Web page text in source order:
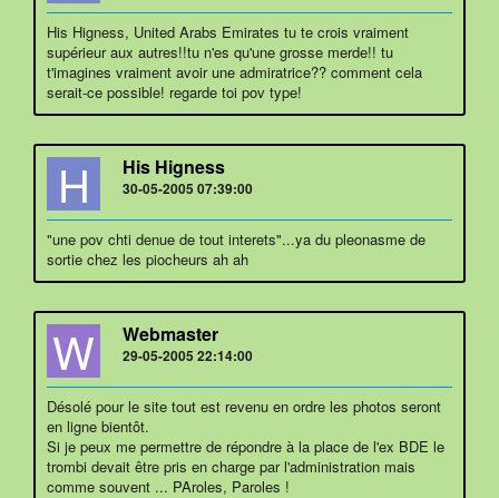
His Higness, United Arabs Emirates tu te crois vraiment
supérieur aux autres!!tu n'es qu'une grosse merde!! tu
t'imagines vraiment avoir une admiratrice?? comment cela
serait-ce possible! regarde toi pov type!
H His Higness
30-05-2005 07:39:00
"une pov chti denue de tout interets"...ya du pleonasme de
sortie chez les piocheurs ah ah
W Webmaster
29-05-2005 22:14:00
Désolé pour le site tout est revenu en ordre les photos seront
en ligne bientôt.
Si je peux me permettre de répondre à la place de l'ex BDE le
trombi devait être pris en charge par l'administration mais
comme souvent ... PAroles, Paroles !